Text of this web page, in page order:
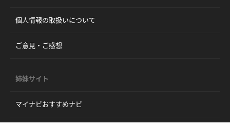
個人情報の取扱いについて
ご意見・ご感想
姉妹サイト
マイナビおすすめナビ